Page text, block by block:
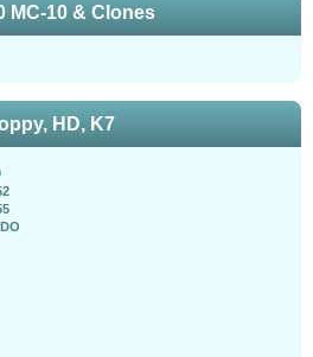
MC-10 & Clones
HD, K7